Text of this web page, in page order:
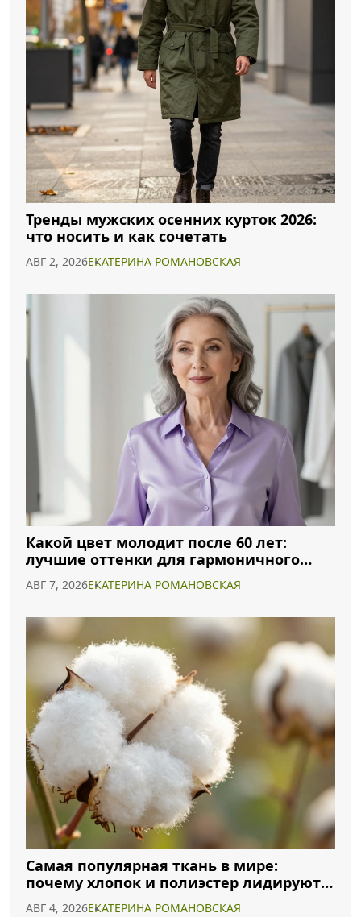
Тренды мужских осенних курток 2026:
что носить и как сочетать
АВГ 2, 2026ЕКАТЕРИНА РОМАНОВСКАЯ
Какой цвет молодит после 60 лет:
лучшие оттенки для гармоничного
образа
АВГ 7, 2026ЕКАТЕРИНА РОМАНОВСКАЯ
Самая популярная ткань в мире:
почему хлопок и полиэстер лидируют в
2026 году
АВГ 4, 2026ЕКАТЕРИНА РОМАНОВСКАЯ